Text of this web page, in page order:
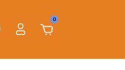
0